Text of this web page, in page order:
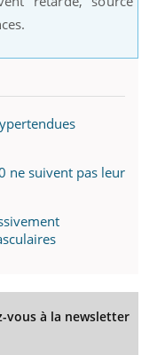
ne suivent pas leur
vous à la newsletter